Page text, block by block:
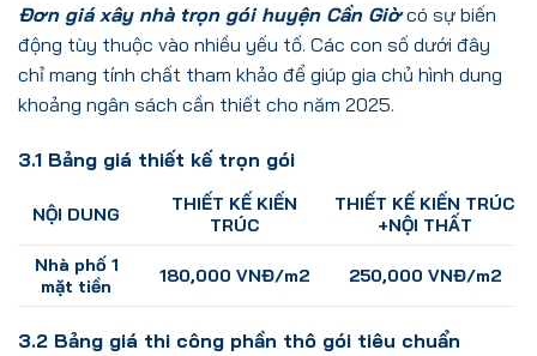
Đơn giá xây nhà trọn gói huyện Cần Giờ có sự biến
động tùy thuộc vào nhiều yếu tố. Các con số dưới đây
chỉ mang tính chất tham khảo để giúp gia chủ hình dung
khoảng ngân sách cần thiết cho năm 2025.
3.1 Bảng giá thiết kế trọn gói
NỘI DUNG
THIẾT KẾ KIẾN
TRÚC
THIẾT KẾ KIẾN TRÚC
+NỘI THẤT
Nhà phố 1
mặt tiền
180,000 VNĐ/m2 250,000 VNĐ/m2
3.2 Bảng giá thi công phần thô gói tiêu chuẩn